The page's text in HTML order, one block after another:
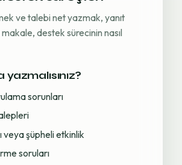
ve talebi net yazmak, yanıt
makale, destek sürecinin nasıl
sorunları
veya şüpheli etkinlik
soruları